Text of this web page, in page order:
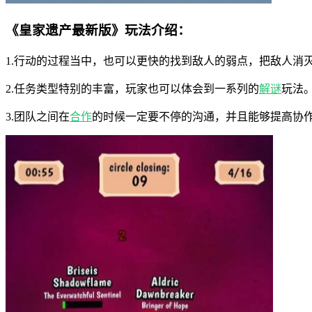
《皇家遗产最新版》玩法介绍：
1.行动的过程当中，也可以更快的找到敌人的弱点，把敌人消灭
2.任务类型特别的丰富，玩家也可以体会到一系列的解谜玩法。
3.团队之间在合作的时候一定要不停的沟通，并且能够提高协